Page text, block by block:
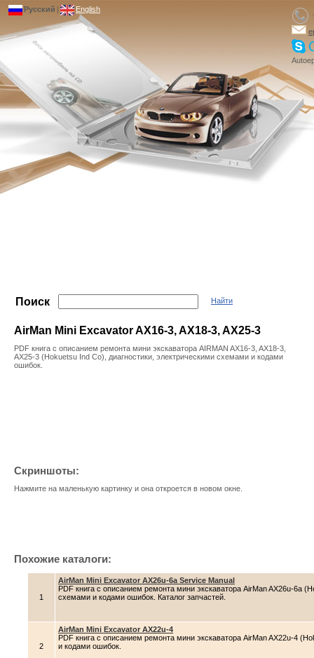
Русский | English
Поиск Найти
AirMan Mini Excavator AX16-3, AX18-3, AX25-3
PDF книга с описанием ремонта мини экскаватора AIRMAN AX16-3, AX18-3,
AX25-3 (Hokuetsu Ind Co), диагностики, электрическими схемами и кодами
ошибок.
Скриншоты:
Нажмите на маленькую картинку и она откроется в новом окне.
Похожие каталоги:
1
AirMan Mini Excavator AX26u-6a Service Manual
PDF книга с описанием ремонта мини экскаватора AirMan AX26u-6a
схемами и кодами ошибок. Каталог запчастей.
2
AirMan Mini Excavator AX22u-4
PDF книга с описанием ремонта мини экскаватора AirMan AX22u-4
и кодами ошибок.